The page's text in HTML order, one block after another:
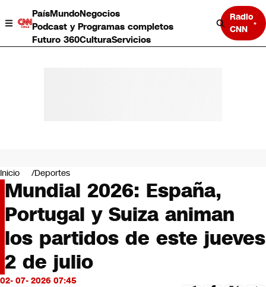
PaísMundoNegocios
Podcast y Programas completos
Futuro 360CulturaServicios
Radio
CNN
Negocios
Deportes
Programas completos
Cultura
Servicios
Bits
CNN Data
CNN tiempo
Futuro 360
Inicio Deportes
Mundial 2026: España,
Portugal y Suiza animan
los partidos de este jueves
2 de julio
02- 07- 2026 07:45